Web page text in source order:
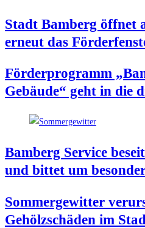
Stadt Bam­berg öff­net
erneut das
För­der­pro­gramm
Gebäu­de“ geht in die
Bam­berg Ser­vice
und bit­tet um
Som­mer­ge­wit­ter
Gehölz­schä­den im